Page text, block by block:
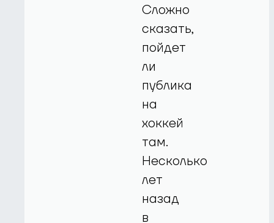
Сложно
сказать,
пойдет
ли
публика
на
хоккей
там.
Несколько
лет
назад
в